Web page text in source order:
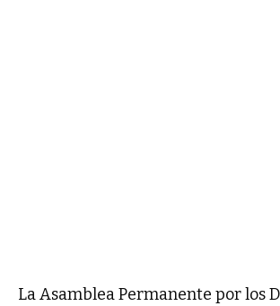
La Asamblea Permanente por los